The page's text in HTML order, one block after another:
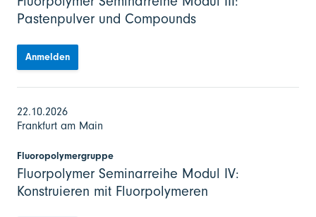
Pastenpulver und Compounds
Anmelden
22.10.2026
Frankfurt am Main
Fluoropolymergruppe
Fluorpolymer Seminarreihe Modul IV:
Konstruieren mit Fluorpolymeren